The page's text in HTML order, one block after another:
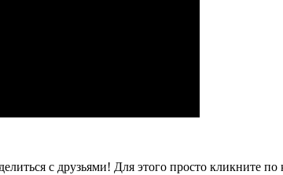
с друзьями! Для этого просто кликните